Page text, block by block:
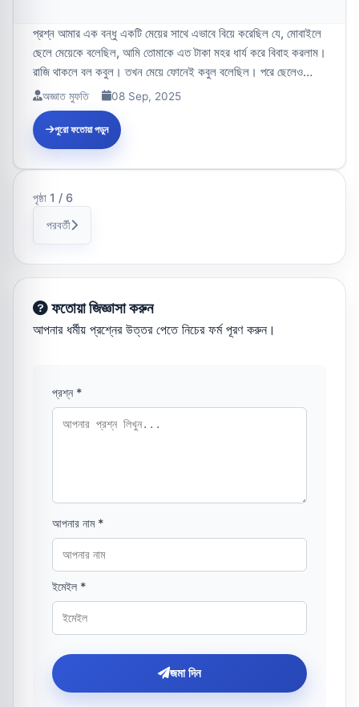
প্রশ্ন আমার এক বন্ধু একটি মেয়ের সাথে এভাবে বিয়ে করেছিল যে, মোবাইলে
ছেলে মেয়েকে বলেছিল, আমি তোমাকে এত টাকা মহর ধার্য করে বিবাহ করলাম।
রাজি থাকলে বল কবুল। তখন মেয়ে ফোনেই কবুল বলেছিল। পরে ছেলেও
কবুল...
অজ্ঞাত মুফতি 08 Sep, 2025
পুরো ফতোয়া পড়ুন
পৃষ্ঠা 1 / 6
পরবর্তী
ফতোয়া জিজ্ঞাসা করুন
আপনার ধর্মীয় প্রশ্নের উত্তর পেতে নিচের ফর্ম পূরণ করুন।
প্রশ্ন *
আপনার নাম *
ইমেইল *
জমা দিন